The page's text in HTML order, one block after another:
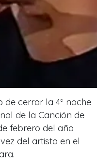
de cerrar la 4ª noche
de la Canción de
febrero del año
del artista en el